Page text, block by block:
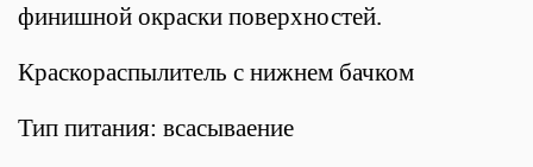
финишной окраски поверхностей.
Краскораспылитель с нижнем бачком
Тип питания: всасываение